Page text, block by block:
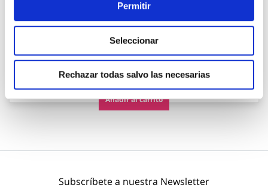
Permitir
Seleccionar
Rechazar todas salvo las necesarias
Escalera multiposicion aluminio con plataforma ema 3
4+3 peldaños codiven
Codiven
146,16 €
Añadir al carrito
Subscríbete a nuestra Newsletter